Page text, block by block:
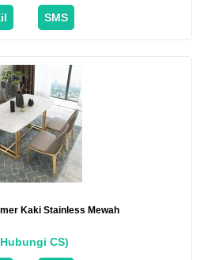
SMS
Kaki Stainless Mewah
CS)